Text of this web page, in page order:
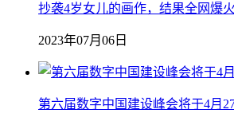
抄袭4岁女儿的画作，结果全网爆火
2023年07月06日
第六届数字中国建设峰会将于4月